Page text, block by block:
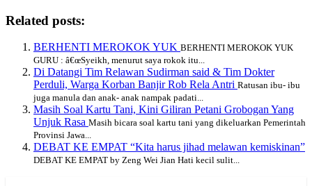
Related posts:
BERHENTI MEROKOK YUK BERHENTI MEROKOK YUK
GURU : â€œSyeikh, menurut saya rokok itu...
Di Datangi Tim Relawan Sudirman said & Tim Dokter
Perduli, Warga Korban Banjir Rob Rela Antri Ratusan ibu- ibu
juga manula dan anak- anak nampak padati...
Masih Soal Kartu Tani, Kini Giliran Petani Grobogan Yang
Unjuk Rasa Masih bicara soal kartu tani yang dikeluarkan Pemerintah
Provinsi Jawa...
DEBAT KE EMPAT “Kita harus jihad melawan kemiskinan”
DEBAT KE EMPAT by Zeng Wei Jian Hati kecil sulit...